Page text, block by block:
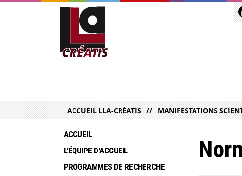
ACCUEIL LLA-CRÉATIS MANIFESTATIONS
ACCUEIL
L'ÉQUIPE D'ACCUEIL
PROGRAMMES DE RECHERCHE